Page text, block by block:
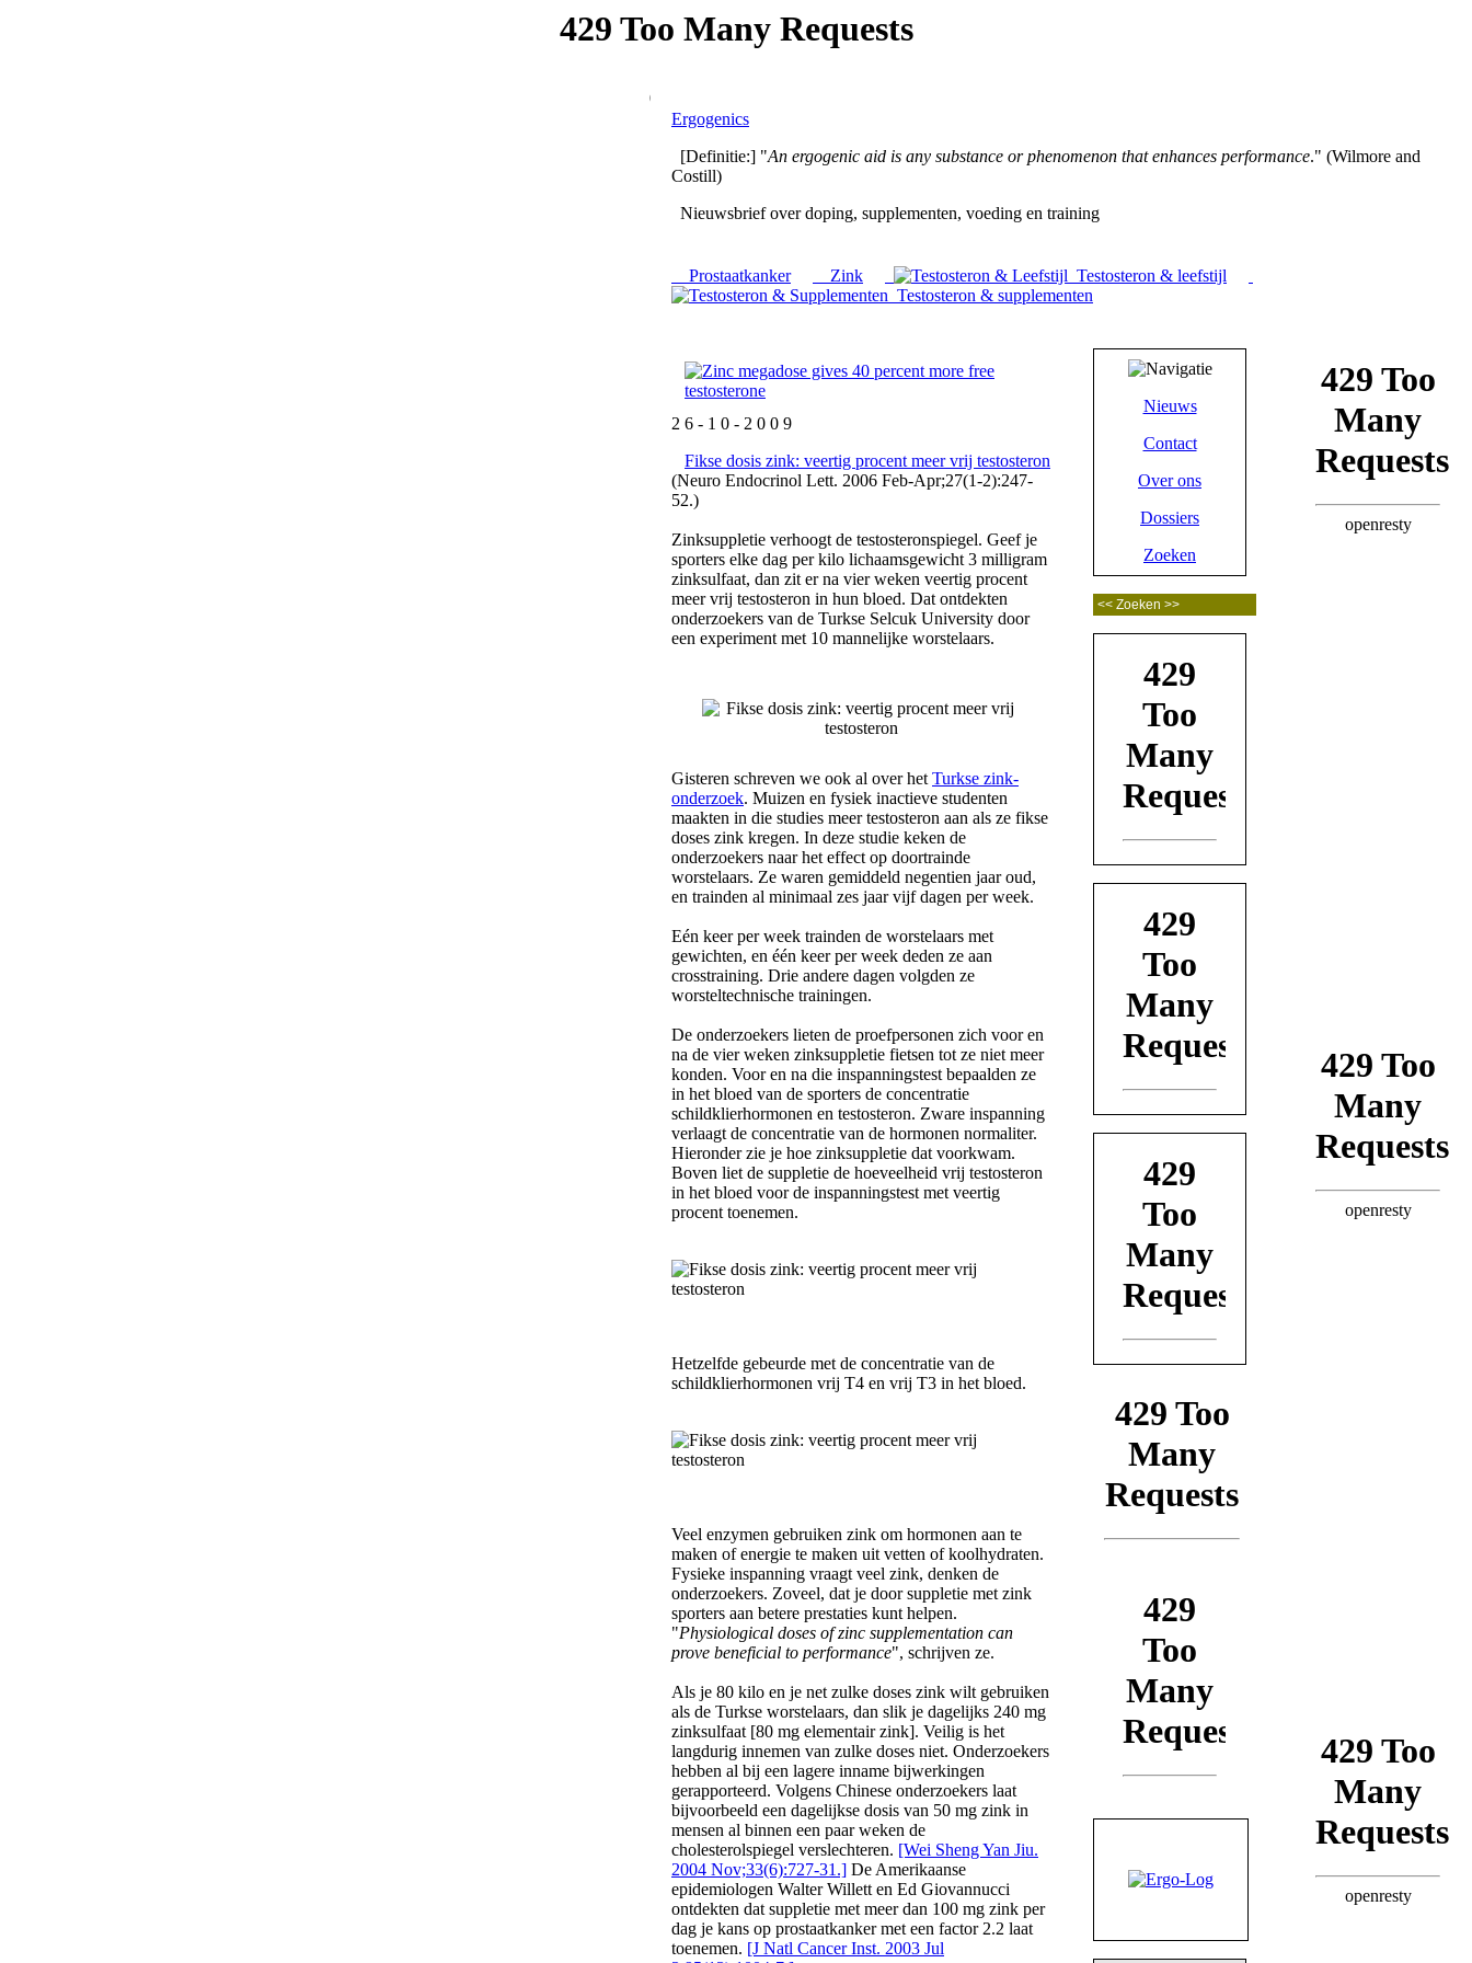
Ergogenics
[Definitie:] "An ergogenic aid is any substance or phenomenon that enhances performance." (Wilmore and
Costill)
Nieuwsbrief over doping, supplementen, voeding en training
Prostaatkanker Zink
Testosteron & leefstijl
Testosteron & supplementen
2 6 - 1 0 - 2 0 0 9
Fikse dosis zink: veertig procent meer vrij testosteron
(Neuro Endocrinol Lett. 2006 Feb-Apr;27(1-2):247-
52.)
Zinksuppletie verhoogt de testosteronspiegel. Geef je
sporters elke dag per kilo lichaamsgewicht 3 milligram
zinksulfaat, dan zit er na vier weken veertig procent
meer vrij testosteron in hun bloed. Dat ontdekten
onderzoekers van de Turkse Selcuk University door
een experiment met 10 mannelijke worstelaars.
Gisteren schreven we ook al over het Turkse zink-
onderzoek. Muizen en fysiek inactieve studenten
maakten in die studies meer testosteron aan als ze fikse
doses zink kregen. In deze studie keken de
onderzoekers naar het effect op doortrainde
worstelaars. Ze waren gemiddeld negentien jaar oud,
en trainden al minimaal zes jaar vijf dagen per week.
Eén keer per week trainden de worstelaars met
gewichten, en één keer per week deden ze aan
crosstraining. Drie andere dagen volgden ze
worsteltechnische trainingen.
De onderzoekers lieten de proefpersonen zich voor en
na de vier weken zinksuppletie fietsen tot ze niet meer
konden. Voor en na die inspanningstest bepaalden ze
in het bloed van de sporters de concentratie
schildklierhormonen en testosteron. Zware inspanning
verlaagt de concentratie van de hormonen normaliter.
Hieronder zie je hoe zinksuppletie dat voorkwam.
Boven liet de suppletie de hoeveelheid vrij testosteron
in het bloed voor de inspanningstest met veertig
procent toenemen.
Hetzelfde gebeurde met de concentratie van de
schildklierhormonen vrij T4 en vrij T3 in het bloed.
Veel enzymen gebruiken zink om hormonen aan te
maken of energie te maken uit vetten of koolhydraten.
Fysieke inspanning vraagt veel zink, denken de
onderzoekers. Zoveel, dat je door suppletie met zink
sporters aan betere prestaties kunt helpen.
"Physiological doses of zinc supplementation can
prove beneficial to performance", schrijven ze.
Als je 80 kilo en je net zulke doses zink wilt gebruiken
als de Turkse worstelaars, dan slik je dagelijks 240 mg
zinksulfaat [80 mg elementair zink]. Veilig is het
langdurig innemen van zulke doses niet. Onderzoekers
hebben al bij een lagere inname bijwerkingen
gerapporteerd. Volgens Chinese onderzoekers laat
bijvoorbeeld een dagelijkse dosis van 50 mg zink in
mensen al binnen een paar weken de
cholesterolspiegel verslechteren. [Wei Sheng Yan Jiu.
2004 Nov;33(6):727-31.] De Amerikaanse
epidemiologen Walter Willett en Ed Giovannucci
ontdekten dat suppletie met meer dan 100 mg zink per
dag je kans op prostaatkanker met een factor 2.2 laat
toenemen. [J Natl Cancer Inst. 2003 Jul
Nieuws
Contact
Over ons
Dossiers
Zoeken